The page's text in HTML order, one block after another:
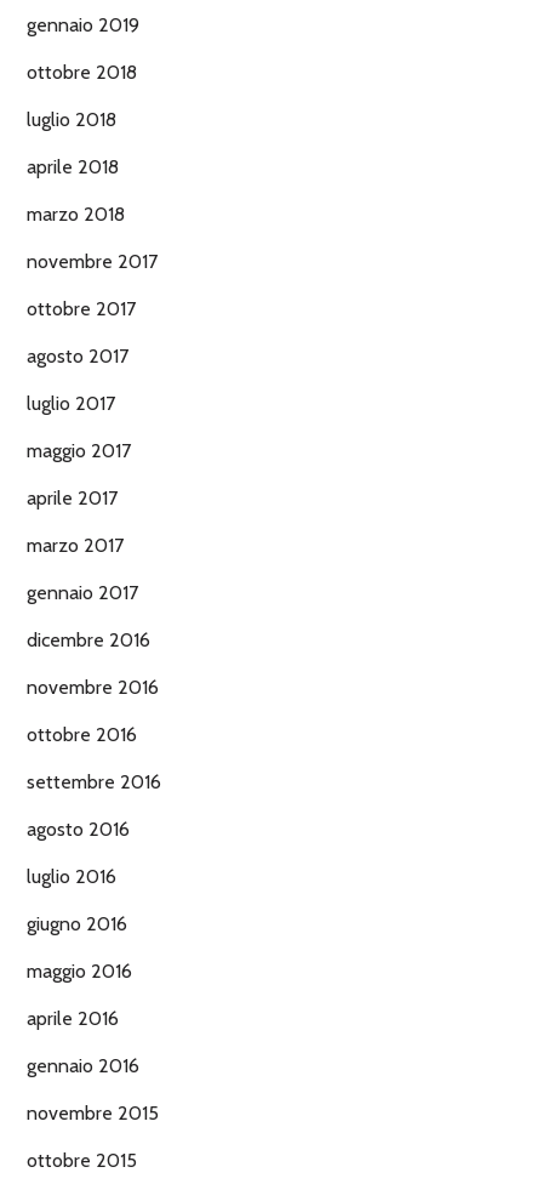
gennaio 2019
ottobre 2018
luglio 2018
aprile 2018
marzo 2018
novembre 2017
ottobre 2017
agosto 2017
luglio 2017
maggio 2017
aprile 2017
marzo 2017
gennaio 2017
dicembre 2016
novembre 2016
ottobre 2016
settembre 2016
agosto 2016
luglio 2016
giugno 2016
maggio 2016
aprile 2016
gennaio 2016
novembre 2015
ottobre 2015